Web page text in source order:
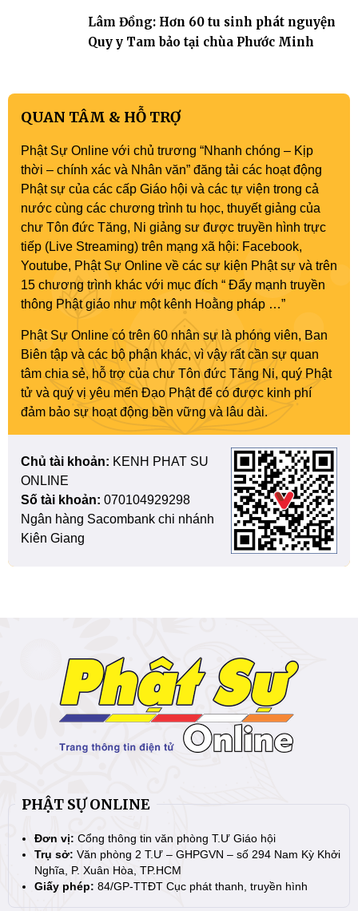
Lâm Đồng: Hơn 60 tu sinh phát nguyện
Quy y Tam bảo tại chùa Phước Minh
QUAN TÂM & HỖ TRỢ
Phật Sự Online với chủ trương “Nhanh chóng – Kịp
thời – chính xác và Nhân văn” đăng tải các hoạt động
Phật sự của các cấp Giáo hội và các tự viện trong cả
nước cùng các chương trình tu học, thuyết giảng của
chư Tôn đức Tăng, Ni giảng sư được truyền hình trực
tiếp (Live Streaming) trên mạng xã hội: Facebook,
Youtube, Phật Sự Online về các sự kiện Phật sự và trên
15 chương trình khác với mục đích “ Đẩy mạnh truyền
thông Phật giáo như một kênh Hoằng pháp …”
Phật Sự Online có trên 60 nhân sự là phóng viên, Ban
Biên tập và các bộ phận khác, vì vậy rất cần sự quan
tâm chia sẻ, hỗ trợ của chư Tôn đức Tăng Ni, quý Phật
tử và quý vị yêu mến Đạo Phật để có được kinh phí
đảm bảo sự hoạt động bền vững và lâu dài.
Chủ tài khoản: KENH PHAT SU
ONLINE
Số tài khoản: 070104929298
Ngân hàng Sacombank chi nhánh
Kiên Giang
PHẬT SỰ ONLINE
Đơn vị: Cổng thông tin văn phòng T.Ư Giáo hội
Trụ sở: Văn phòng 2 T.Ư – GHPGVN – số 294 Nam Kỳ Khởi
Nghĩa, P. Xuân Hòa, TP.HCM
Giấy phép: 84/GP-TTĐT Cục phát thanh, truyền hình